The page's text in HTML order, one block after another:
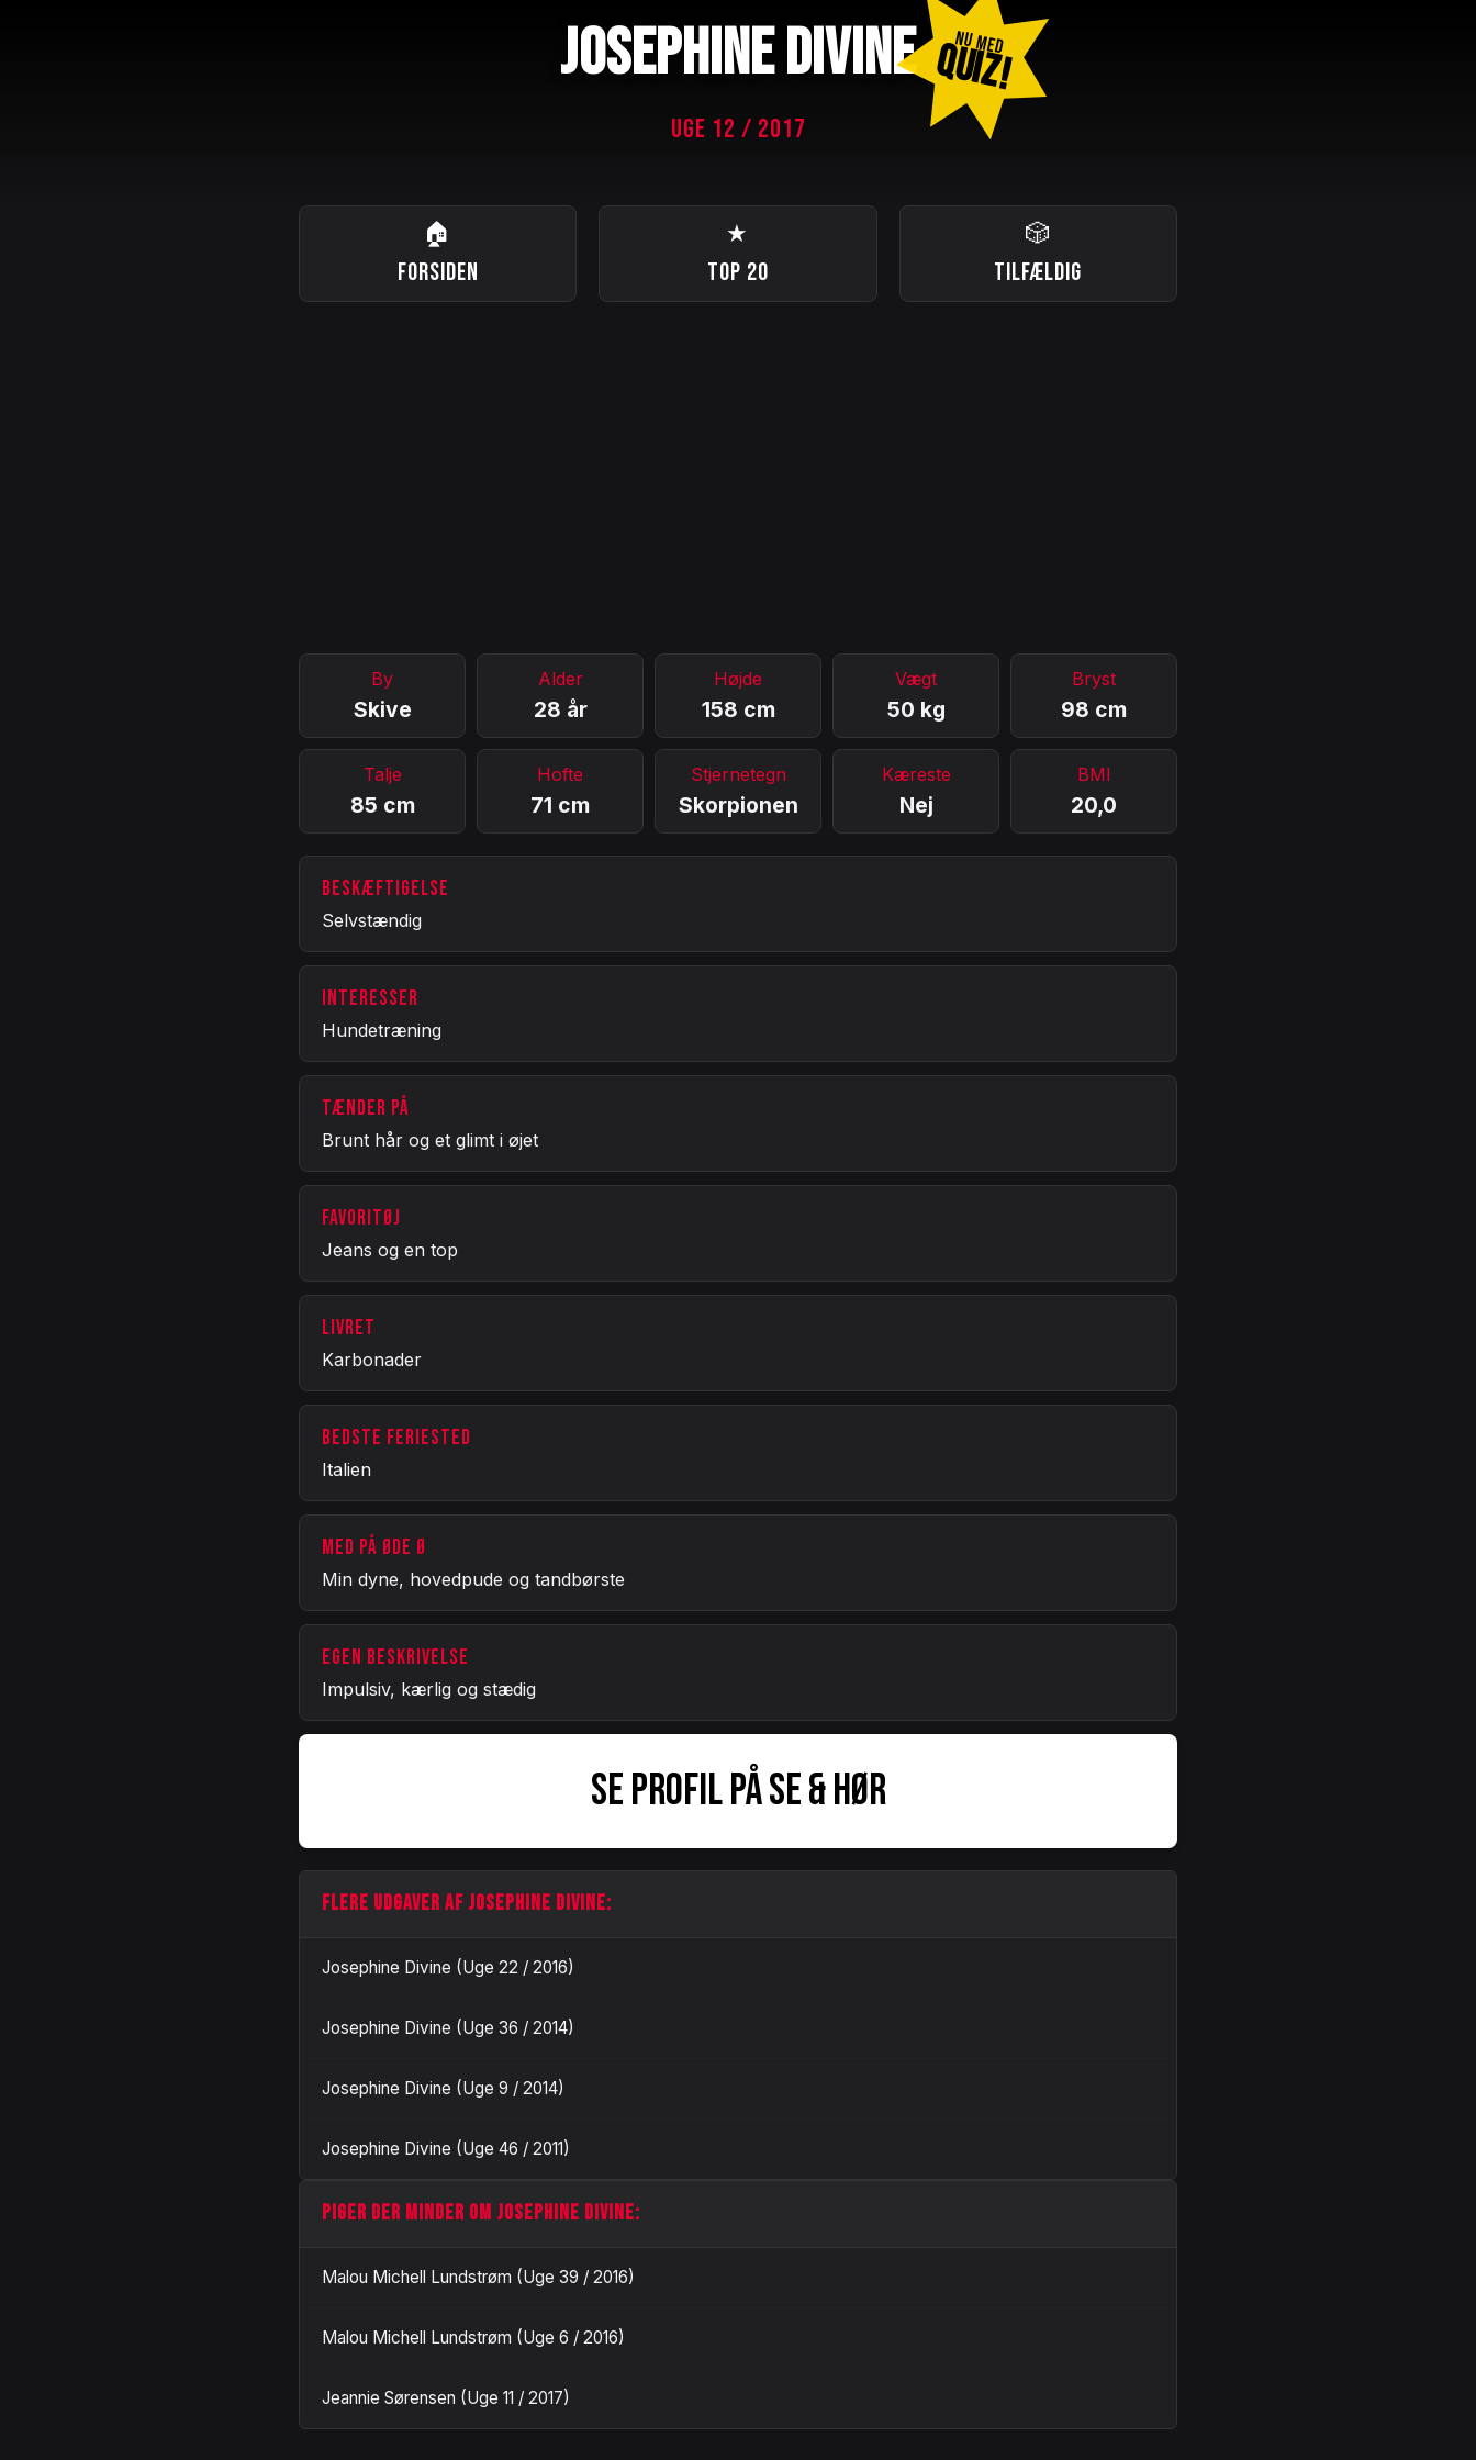
JOSEPHINE DIVINE NU MED
QUIZ!
UGE 12 / 2017
🏠
FORSIDEN
★
TOP 20
🎲
TILFÆLDIG
By
Skive
Alder
28 år
Højde
158 cm
Vægt
50 kg
Bryst
98 cm
Talje
85 cm
Hofte
71 cm
Stjernetegn
Skorpionen
Kæreste
Nej
BMI
20,0
BESKÆFTIGELSE
Selvstændig
INTERESSER
Hundetræning
TÆNDER PÅ
Brunt hår og et glimt i øjet
FAVORITØJ
Jeans og en top
LIVRET
Karbonader
BEDSTE FERIESTED
Italien
MED PÅ ØDE Ø
Min dyne, hovedpude og tandbørste
EGEN BESKRIVELSE
Impulsiv, kærlig og stædig
SE PROFIL PÅ SE & HØR
FLERE UDGAVER AF JOSEPHINE DIVINE:
Josephine Divine (Uge 22 / 2016)
Josephine Divine (Uge 36 / 2014)
Josephine Divine (Uge 9 / 2014)
Josephine Divine (Uge 46 / 2011)
PIGER DER MINDER OM JOSEPHINE DIVINE:
Malou Michell Lundstrøm (Uge 39 / 2016)
Malou Michell Lundstrøm (Uge 6 / 2016)
Jeannie Sørensen (Uge 11 / 2017)